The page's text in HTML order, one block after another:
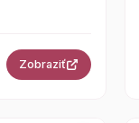
Zobraziť